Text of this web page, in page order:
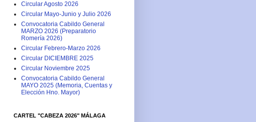
Circular Agosto 2026
Circular Mayo-Junio y Julio 2026
Convocatoria Cabildo General
MARZO 2026 (Preparatorio
Romería 2026)
Circular Febrero-Marzo 2026
Circular DICIEMBRE 2025
Circular Noviembre 2025
Convocatoria Cabildo General
MAYO 2025 (Memoria, Cuentas y
Elección Hno. Mayor)
CARTEL "CABEZA 2026" MÁLAGA